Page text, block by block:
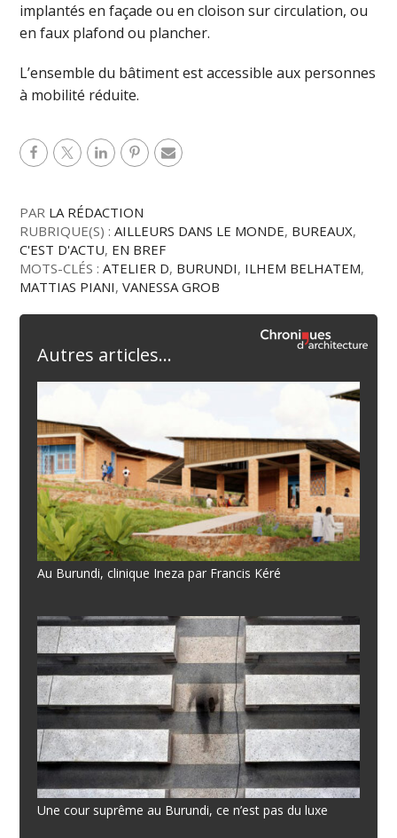
implantés en façade ou en cloison sur circulation, ou
en faux plafond ou plancher.
L’ensemble du bâtiment est accessible aux personnes
à mobilité réduite.
PAR LA RÉDACTION
RUBRIQUE(S) :AILLEURS DANS LE MONDE, BUREAUX,
C'EST D'ACTU, EN BREF
MOTS-CLÉS :ATELIER D, BURUNDI, ILHEM BELHATEM,
MATTIAS PIANI,VANESSA GROB
Autres articles...
Au Burundi, clinique Ineza par Francis Kéré
Une cour suprême au Burundi, ce n’est pas du luxe